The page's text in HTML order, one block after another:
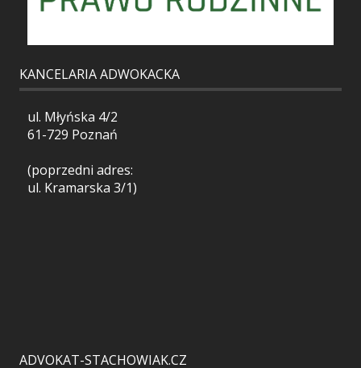
KANCELARIA ADWOKACKA
ul. Młyńska 4/2
61-729 Poznań
(poprzedni adres:
ul. Kramarska 3/1)
ADVOKAT-STACHOWIAK.CZ